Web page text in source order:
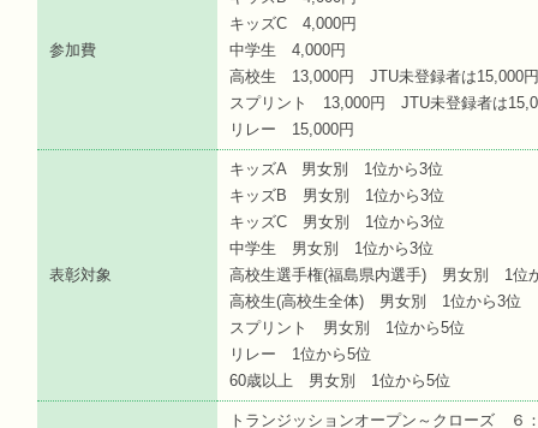
参加費
キッズC 4,000円
中学生 4,000円
高校生 13,000円 JTU未登録者は15,000円
スプリント 13,000円 JTU未登録者は
リレー 15,000円
表彰対象
キッズA 男女別 1位から3位
キッズB 男女別 1位から3位
キッズC 男女別 1位から3位
中学生 男女別 1位から3位
高校生選手権(福島県内選手) 男女別 1位
高校生(高校生全体) 男女別 1位から3位
スプリント 男女別 1位から5位
リレー 1位から5位
60歳以上 男女別 1位から5位
トランジッションオープン～クローズ ６